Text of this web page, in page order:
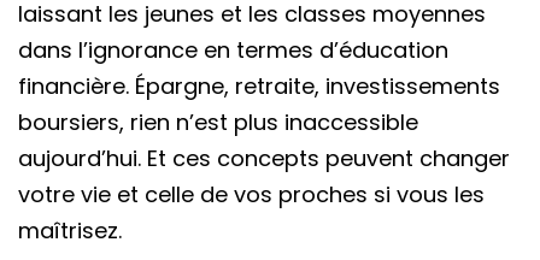
laissant les jeunes et les classes moyennes
dans l’ignorance en termes d’éducation
financière. Épargne, retraite, investissements
boursiers, rien n’est plus inaccessible
aujourd’hui. Et ces concepts peuvent changer
votre vie et celle de vos proches si vous les
maîtrisez.